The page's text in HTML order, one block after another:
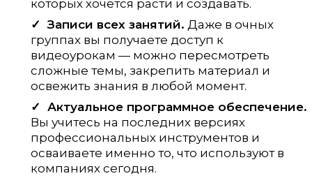
которых хочется расти и создавать.
Записи всех занятий. Даже в очных
группах вы получаете доступ к
видеоурокам — можно пересмотреть
сложные темы, закрепить материал и
освежить знания в любой момент.
Актуальное программное обеспечение.
Вы учитесь на последних версиях
профессиональных инструментов и
осваиваете именно то, что используют в
компаниях сегодня.